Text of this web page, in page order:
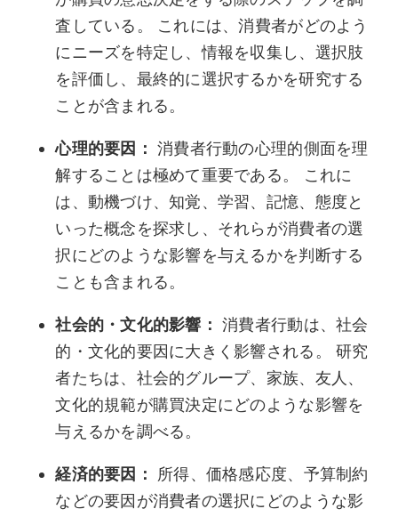
査している。 これには、消費者がどのよう
にニーズを特定し、情報を収集し、選択肢
を評価し、最終的に選択するかを研究する
ことが含まれる。
心理的要因：消費者行動の心理的側面を理
解することは極めて重要である。 これに
は、動機づけ、知覚、学習、記憶、態度と
いった概念を探求し、それらが消費者の選
択にどのような影響を与えるかを判断する
ことも含まれる。
社会的・文化的影響： 消費者行動は、社会
的・文化的要因に大きく影響される。 研究
者たちは、社会的グループ、家族、友人、
文化的規範が購買決定にどのような影響を
与えるかを調べる。
経済的要因： 所得、価格感応度、予算制約
などの要因が消費者の選択にどのような影